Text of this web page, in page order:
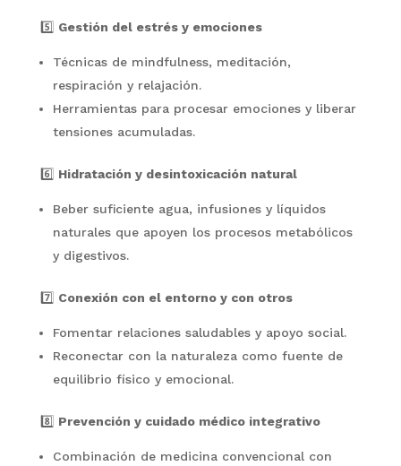
5️⃣ Gestión del estrés y emociones
Técnicas de mindfulness, meditación,
respiración y relajación.
Herramientas para procesar emociones y liberar
tensiones acumuladas.
6️⃣ Hidratación y desintoxicación natural
Beber suficiente agua, infusiones y líquidos
naturales que apoyen los procesos metabólicos
y digestivos.
7️⃣ Conexión con el entorno y con otros
Fomentar relaciones saludables y apoyo social.
Reconectar con la naturaleza como fuente de
equilibrio físico y emocional.
8️⃣ Prevención y cuidado médico integrativo
Combinación de medicina convencional con